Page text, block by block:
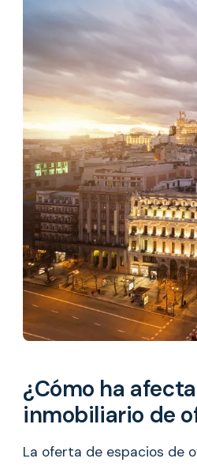
¿Cómo ha
inmobiliario de
La oferta de espacios de